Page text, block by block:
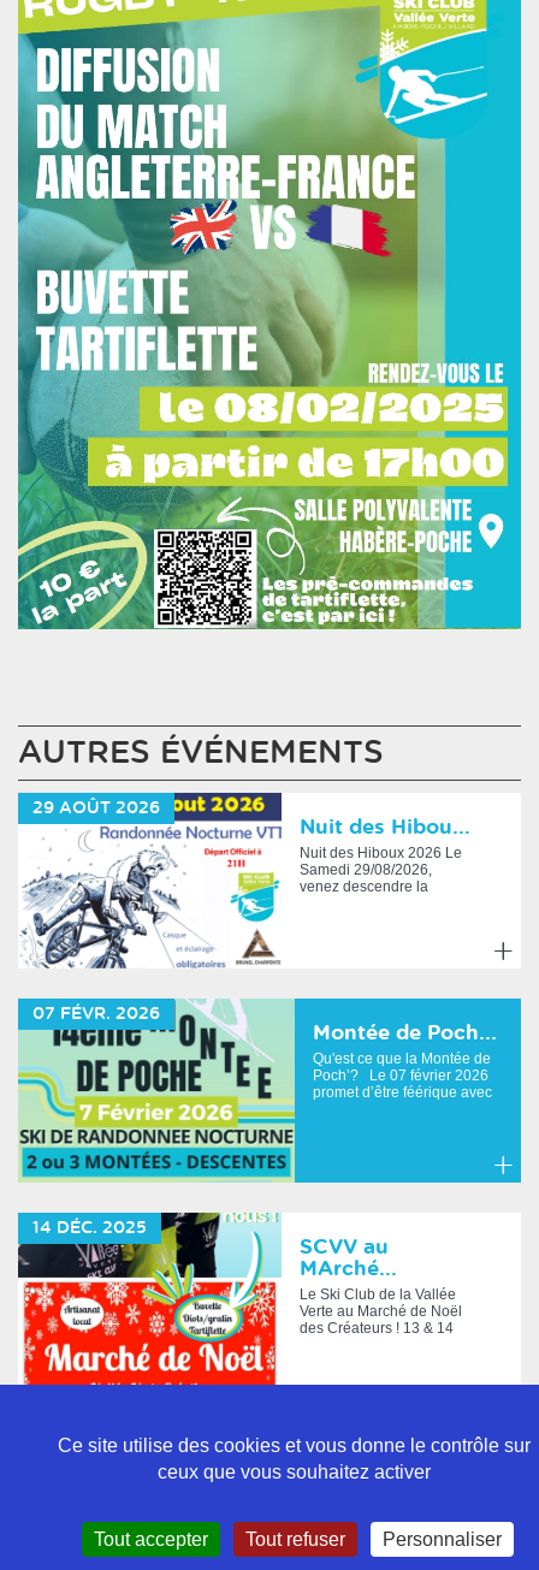
AUTRES ÉVÉNEMENTS
29 AOÛT 2026
Nuit des Hibou...
Nuit des Hiboux 2026 Le
Samedi 29/08/2026,
venez descendre la
savoir
07 FÉVR. 2026
Montée de Poch...
Qu'est ce que la Montée de
Poch’? Le 07 février 2026
promet d’être féérique avec
14 DÉC. 2025
SCVV au
MArché...
Le Ski Club de la Vallée
Verte au Marché de Noël
des Créateurs ! 13 & 14
plus
Politique de confidentialité
Mentions légales
Ce site utilise des cookies et vous donne le contrôle sur
ceux que vous souhaitez activer
Tout accepter Tout refuser Personnaliser